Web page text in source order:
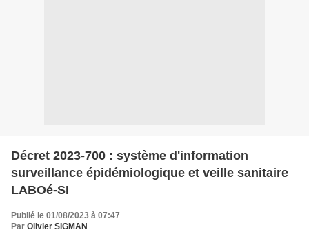
Décret 2023-700 : système d'information
surveillance épidémiologique et veille sanitaire
LABOé-SI
Publié le 01/08/2023 à 07:47
Par Olivier SIGMAN